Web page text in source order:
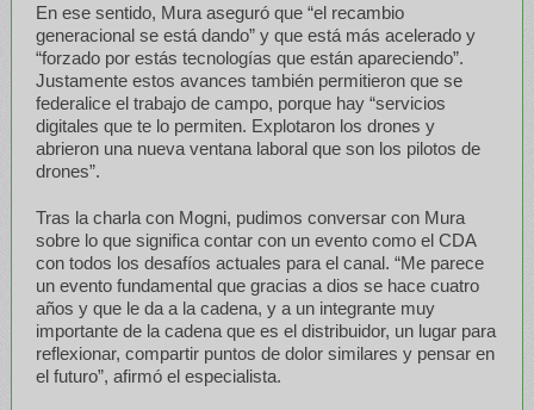
En ese sentido, Mura aseguró que “el recambio
generacional se está dando” y que está más acelerado y
“forzado por estás tecnologías que están apareciendo”.
Justamente estos avances también permitieron que se
federalice el trabajo de campo, porque hay “servicios
digitales que te lo permiten. Explotaron los drones y
abrieron una nueva ventana laboral que son los pilotos de
drones”.
Tras la charla con Mogni, pudimos conversar con Mura
sobre lo que significa contar con un evento como el CDA
con todos los desafíos actuales para el canal. “Me parece
un evento fundamental que gracias a dios se hace cuatro
años y que le da a la cadena, y a un integrante muy
importante de la cadena que es el distribuidor, un lugar para
reflexionar, compartir puntos de dolor similares y pensar en
el futuro”, afirmó el especialista.